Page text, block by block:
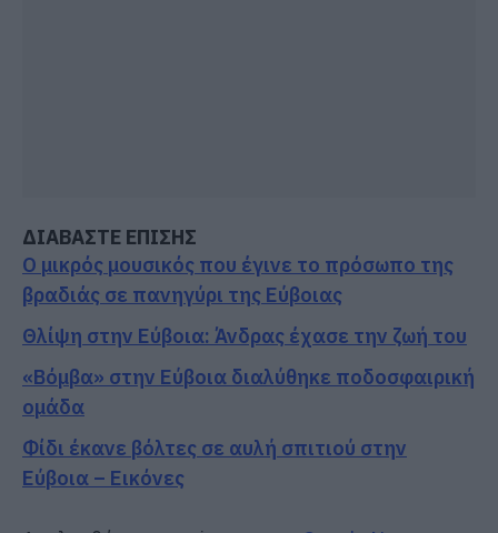
ΔΙΑΒΑΣΤΕ ΕΠΙΣΗΣ
Ο μικρός μουσικός που έγινε το πρόσωπο της
βραδιάς σε πανηγύρι της Εύβοιας
Θλίψη στην Εύβοια: Άνδρας έχασε την ζωή του
«Βόμβα» στην Εύβοια διαλύθηκε ποδοσφαιρική
ομάδα
Φίδι έκανε βόλτες σε αυλή σπιτιού στην
Εύβοια – Εικόνες